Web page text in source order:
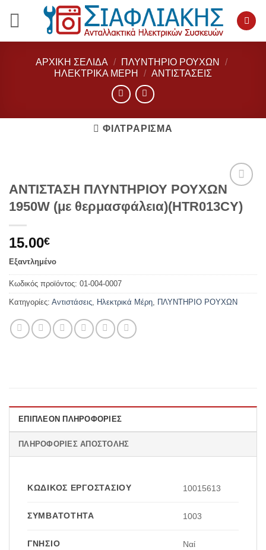
περιεχόμενο
ΑΡΧΙΚΉ ΣΕΛΊΔΑ / ΠΛΥΝΤΗΡΙΟ ΡΟΥΧΩΝ
/
ΗΛΕΚΤΡΙΚΆ ΜΈΡΗ
/ ΑΝΤΙΣΤΆΣΕΙΣ
ΦΙΛΤΡΆΡΙΣΜΑ
wishlist
ΑΝΤΙΣΤΑΣΗ ΠΛΥΝΤΗΡΙΟΥ ΡΟΥΧΩN
1950W (με θερμασφάλεια)(HTR013CY)
15.00€
Εξαντλημένο
Κωδικός προϊόντος: 01-004-0007
Κατηγορίες: Αντιστάσεις Ηλεκτρικά Μέρη ΠΛΥΝΤΗΡΙΟ ΡΟΥΧΩΝ
ΕΠΙΠΛΈΟΝ ΠΛΗΡΟΦΟΡΊΕΣ
ΠΛΗΡΟΦΟΡΊΕΣ ΑΠΟΣΤΟΛΉΣ
ΚΩΔΙΚΌΣ ΕΡΓΟΣΤΑΣΊΟΥ 10015613
ΣΥΜΒΑΤΌΤΗΤΑ 1003
ΓΝΉΣΙΟ Ναί